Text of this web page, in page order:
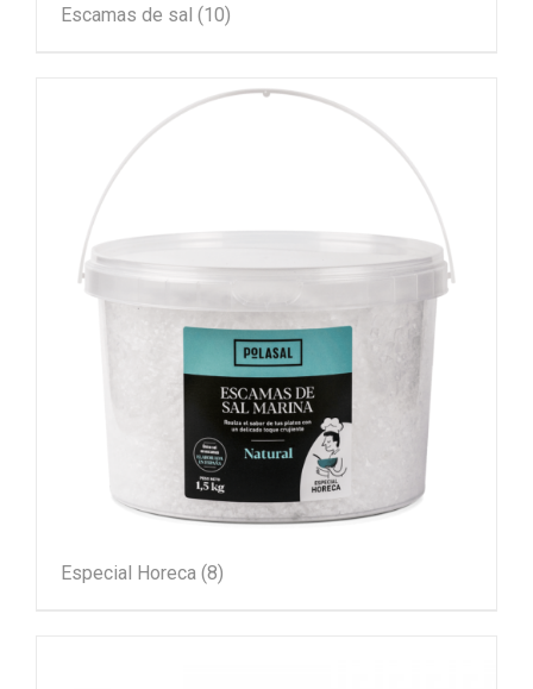
Escamas de sal (10)
Especial Horeca (8)